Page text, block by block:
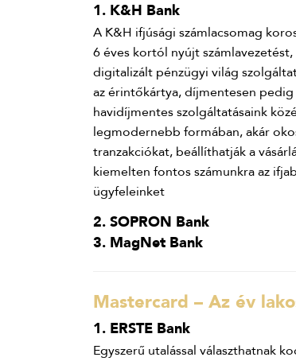
1. K&H Bank
A K&H ifjúsági számlacsomag
6 éves kortól nyújt
digitalizált pénzügyi világ
az érintőkártya, díjmentesen
havidíjmentes szolgáltatásaink
legmodernebb formában, akár
tranzakciókat, beállíthatják a
kiemelten fontos számunkra az
ügyfeleinket
2. SOPRON Bank
3. MagNet Bank
Mastercard – Az év
1. ERSTE Bank
Egyszerű utalással választhatnak